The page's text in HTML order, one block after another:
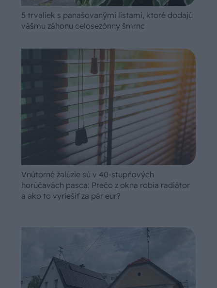
5 trvaliek s panašovanými listami, ktoré dodajú
vášmu záhonu celosezónny šmrnc
Vnútorné žalúzie sú v 40-stupňových
horúčavách pasca: Prečo z okna robia radiátor
a ako to vyriešiť za pár eur?